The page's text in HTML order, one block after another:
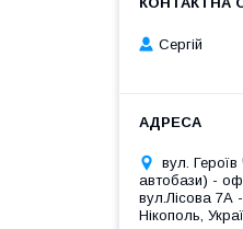
Сергій
вул.
автобази) -
вул.Лісова 7А
Нікополь,